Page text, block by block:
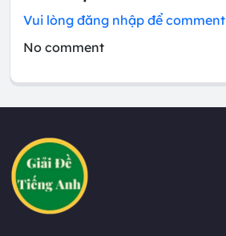
Vui lòng đăng nhập để comment
No comment